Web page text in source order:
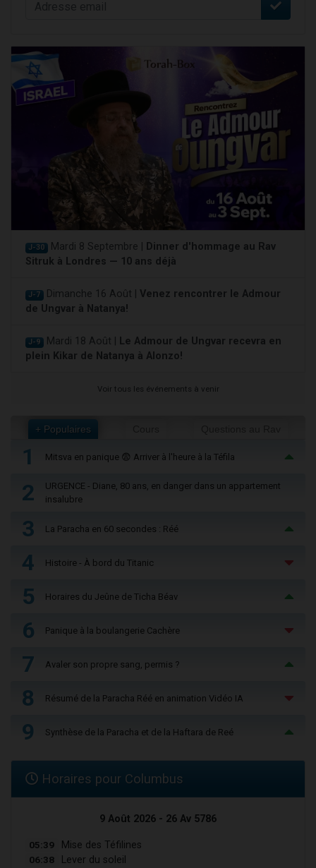
J-30 Mardi 8 Septembre | Dinner d'hommage au Rav
Sitruk à Londres — 10 ans déjà
J-7 Dimanche 16 Août | Venez rencontrer le Admour
de Ungvar à Natanya!
J-9 Mardi 18 Août | Le Admour de Ungvar recevra en
plein Kikar de Natanya à Alonzo!
Voir tous les événements à venir
+ Populaires
1 Mitsva en panique 😨 Arriver à l'heure à la Téfila
2
URGENCE - Diane, 80 ans, en danger dans un appartement
insalubre
3 La Paracha en 60 secondes : Réé
4 Histoire - À bord du Titanic
5 Horaires du Jeûne de Ticha Béav
6 Panique à la boulangerie Cachère
7 Avaler son propre sang, permis ?
8 Résumé de la Paracha Réé en animation Vidéo IA
9 Synthèse de la Paracha et de la Haftara de Reé
Horaires pour Columbus
9 Août 2026 - 26 Av 5786
05:39 Mise des Téfilines
06:38 Lever du soleil